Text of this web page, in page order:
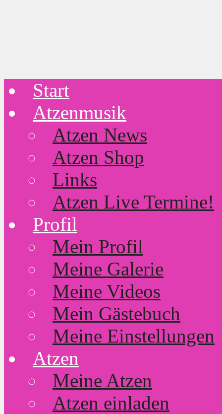
Start
Atzenmusik
Atzen News
Atzen Shop
Links
Atzen Live Termine!
Profil
Mein Profil
Meine Galerie
Meine Videos
Mein Gästebuch
Meine Einstellungen
Atzen
Meine Atzen
Atzen einladen